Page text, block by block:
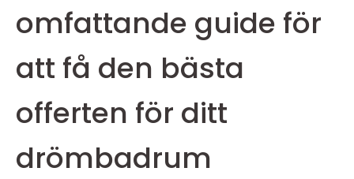
omfattande guide för
att få den bästa
offerten för ditt
drömbadrum